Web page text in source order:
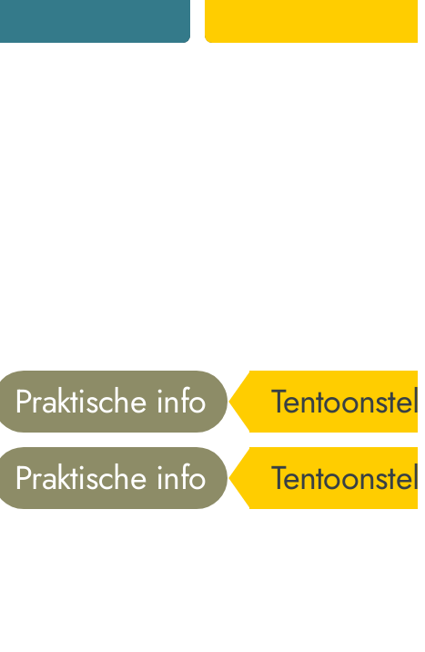
Praktische info
Praktische info